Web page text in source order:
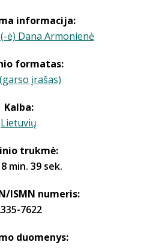
informacija:
ė) Dana Armonienė
formatas:
įrašas)
Kalba:
Lietuvių
trukmė:
min. 39 sek.
ISMN numeris:
7622
duomenys: